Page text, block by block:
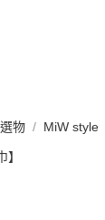
物 MiW style
】